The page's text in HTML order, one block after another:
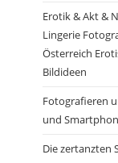
Erotik & Akt &
Lingerie
Österreich
Bildideen
Fotografieren
und
Die zertanzten